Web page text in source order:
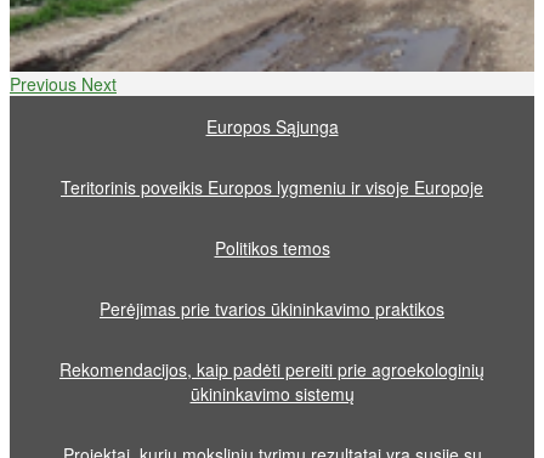
Previous Next
Europos Sąjunga
Teritorinis poveikis Europos lygmeniu ir visoje Europoje
Politikos temos
Perėjimas prie tvarios ūkininkavimo praktikos
Rekomendacijos, kaip padėti pereiti prie agroekologinių
ūkininkavimo sistemų